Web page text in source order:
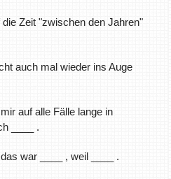
Zeit "zwischen den Jahren"
auch mal wieder ins Auge
auf alle Fälle lange in
____ .
war ____ , weil ____ .